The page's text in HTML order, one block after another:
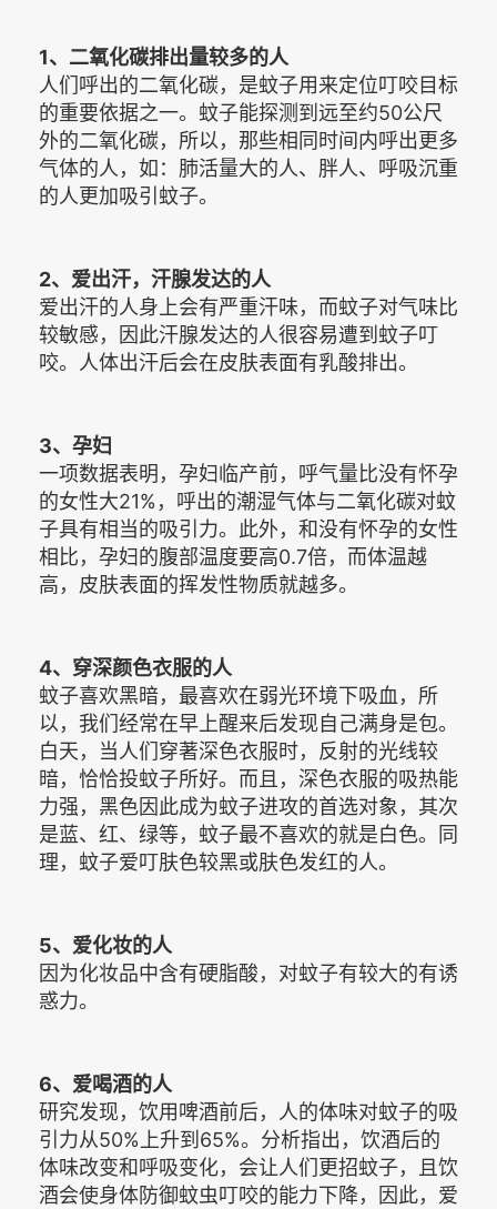
1、二氧化碳排出量较多的人
人们呼出的二氧化碳，是蚊子用来定位叮咬目标
的重要依据之一。蚊子能探测到远至约50公尺
外的二氧化碳，所以，那些相同时间内呼出更多
气体的人，如：肺活量大的人、胖人、呼吸沉重
的人更加吸引蚊子。
2、爱出汗，汗腺发达的人
爱出汗的人身上会有严重汗味，而蚊子对气味比
较敏感，因此汗腺发达的人很容易遭到蚊子叮
咬。人体出汗后会在皮肤表面有乳酸排出。
3、孕妇
一项数据表明，孕妇临产前，呼气量比没有怀孕
的女性大21%，呼出的潮湿气体与二氧化碳对蚊
子具有相当的吸引力。此外，和没有怀孕的女性
相比，孕妇的腹部温度要高0.7倍，而体温越
高，皮肤表面的挥发性物质就越多。
4、穿深颜色衣服的人
蚊子喜欢黑暗，最喜欢在弱光环境下吸血，所
以，我们经常在早上醒来后发现自己满身是包。
白天，当人们穿著深色衣服时，反射的光线较
暗，恰恰投蚊子所好。而且，深色衣服的吸热能
力强，黑色因此成为蚊子进攻的首选对象，其次
是蓝、红、绿等，蚊子最不喜欢的就是白色。同
理，蚊子爱叮肤色较黑或肤色发红的人。
5、爱化妆的人
因为化妆品中含有硬脂酸，对蚊子有较大的有诱
惑力。
6、爱喝酒的人
研究发现，饮用啤酒前后，人的体味对蚊子的吸
引力从50%上升到65%。分析指出，饮酒后的
体味改变和呼吸变化，会让人们更招蚊子，且饮
酒会使身体防御蚊虫叮咬的能力下降，因此，爱